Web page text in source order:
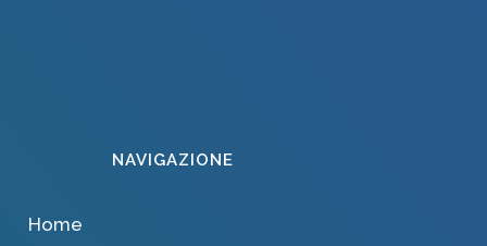
NAVIGAZIONE
Home